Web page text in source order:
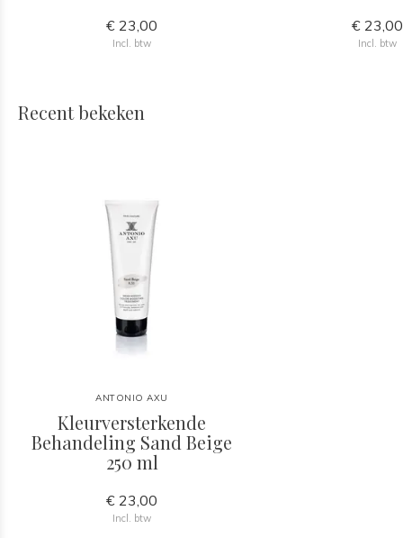
€ 23,00
Incl. btw
€ 23,00
Incl. btw
Recent bekeken
ANTONIO AXU
Kleurversterkende
Behandeling Sand Beige
250 ml
€ 23,00
Incl. btw